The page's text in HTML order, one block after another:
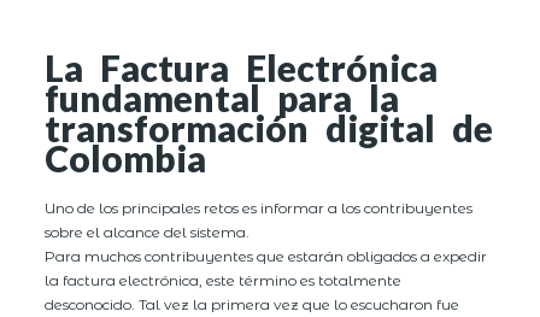
La Factura Electrónica
fundamental para la
transformación digital de
Colombia
Uno de los principales retos es informar a los contribuyentes
sobre el alcance del sistema.
Para muchos contribuyentes que estarán obligados a expedir
la factura electrónica, este término es totalmente
desconocido. Tal vez la primera vez que lo escucharon fue